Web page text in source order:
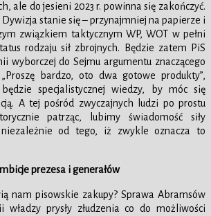
ale do jesieni 2023 r. powinna się zakończyć.
Dywizja stanie się – przynajmniej na papierze i
związkiem taktycznym WP, WOT w pełni
rodzaju sił zbrojnych. Będzie zatem PiS
wyborczej do Sejmu argumentu znaczącego
bardzo, oto dwa gotowe produkty”,
specjalistycznej wiedzy, by móc się
A tej pośród zwyczajnych ludzi po prostu
patrząc, lubimy świadomość siły
niezależnie od tego, iż zwykle oznacza to
prezesa i generałów
nam pisowskie zakupy? Sprawa Abramsów
prysły złudzenia co do możliwości